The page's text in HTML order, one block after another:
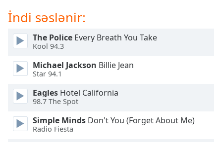
This
modal
window.
dialog
window.
Escape
İndi səslənir:
The Police Every Breath You Take
Kool 94.3
Michael Jackson Billie Jean
Star 94.1
Eagles Hotel California
98.7 The Spot
Simple Minds Don't You (Forget About Me)
Radio Fiesta